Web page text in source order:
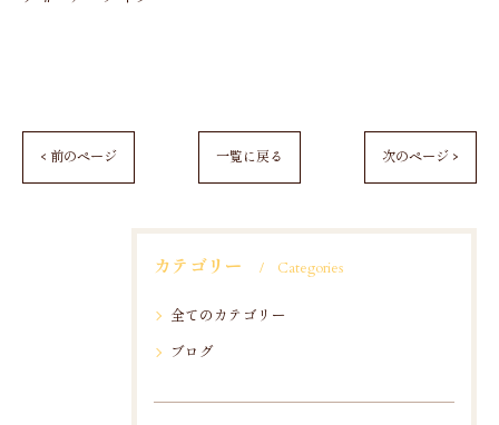
< 前のページ 一覧に戻る 次のページ >
カテゴリー Categories
全てのカテゴリー
ブログ